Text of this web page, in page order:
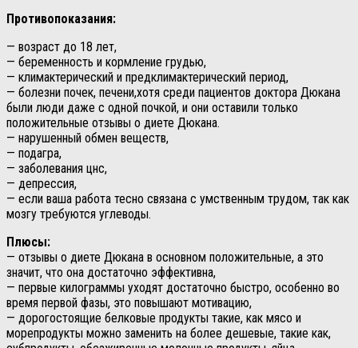
Противопоказания:
— возраст до 18 лет,
— беременность и кормление грудью,
— климактерический и предклимактерический период,
— болезни почек, печени,хотя среди пациентов доктора Дюкана
были люди даже с одной почкой, и они оставили только
положительные отзывы о диете Дюкана.
— нарушенный обмен веществ,
— подагра,
— заболевания цнс,
— депрессия,
— если ваша работа тесно связана с умственным трудом, так как
мозгу требуются углеводы.
Плюсы:
— отзывы о диете Дюкана в основном положительные, а это
значит, что она достаточно эффективна,
— первые килограммы уходят достаточно быстро, особенно во
время первой фазы, это повышают мотивацию,
— дорогостоящие белковые продукты такие, как мясо и
морепродукты можно заменить на более дешевые, такие как,